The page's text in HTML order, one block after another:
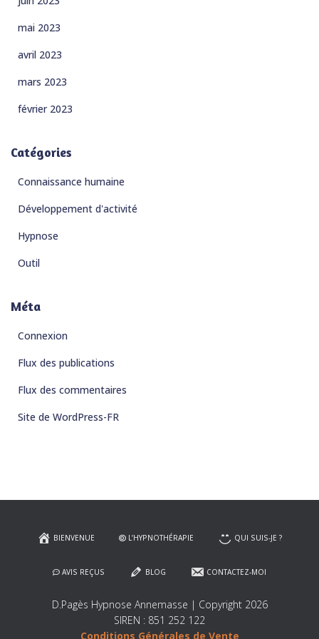
mai 2023
avril 2023
mars 2023
février 2023
Catégories
Connaissance humaine
Développement d'activité
Hypnose
Outil
Méta
Connexion
Flux des publications
Flux des commentaires
Site de WordPress-FR
BIENVENUE L’HYPNOTHÉRAPIE QUI SUIS-JE ?
AVIS REÇUS BLOG CONTACTEZ-MOI
D.Pagès Hypnose Annemasse | Copyright 2026
SIREN : 851 252 122
Conditions Générales de Vente